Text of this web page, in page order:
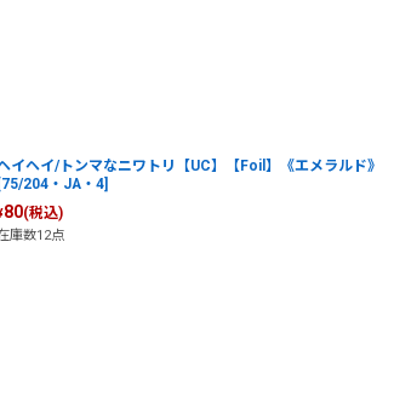
イヘイ/トンマなニワトリ【UC】【Foil】《エメラルド》
[75/204・JA・4]
80(税込)
庫数12点